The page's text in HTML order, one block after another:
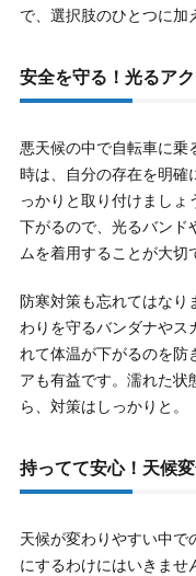
で、選択肢のひとつに加
安全を守る！光るア
悪天候の中で自転車に乗
時は、自分の存在を明確
っかりと取り付けまし
下がるので、光るバンド
ムを着用することが大切
防寒対策も忘れてはなり
わりを守るバンダナやス
れて体温が下がるのを防
アも有益です。濡れた状
ら、対策はしっかりと。
持ってて安心！天候
天候が変わりやすい中で
にするわけにはいきませ